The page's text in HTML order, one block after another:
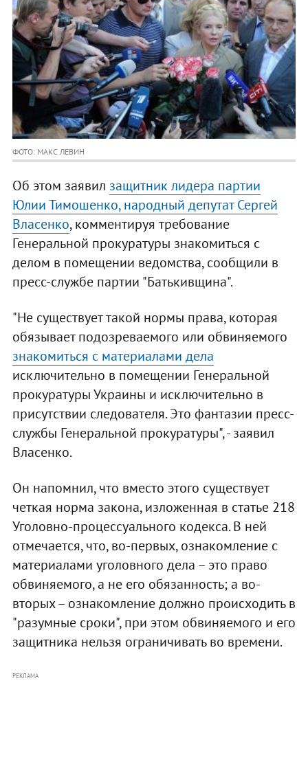
ФОТО: МАКС ЛЕВИН
Об этом заявил защитник лидера партии
Юлии Тимошенко, народный депутат Сергей
Власенко, комментируя требование
Генеральной прокуратуры знакомиться с
делом в помещении ведомства, сообщили в
пресс-службе партии "Батькивщина".
"Не существует такой нормы права, которая
обязывает подозреваемого или обвиняемого
знакомиться с материалами дела
исключительно в помещении Генеральной
прокуратуры Украины и исключительно в
присутствии следователя. Это фантазии пресс-
службы Генеральной прокуратуры", - заявил
Власенко.
Он напомнил, что вместо этого существует
четкая норма закона, изложенная в статье 218
Уголовно-процессуального кодекса. В ней
отмечается, что, во-первых, ознакомление с
материалами уголовного дела – это право
обвиняемого, а не его обязанность; а во-
вторых – ознакомление должно происходить в
"разумные сроки", при этом обвиняемого и его
защитника нельзя ограничивать во времени.
РЕКЛАМА